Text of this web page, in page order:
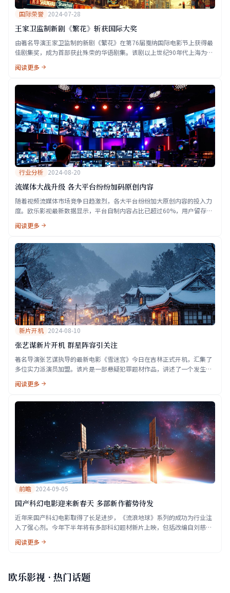
国际荣誉 2024-07-28
王家卫监制新剧《繁花》斩获国际大奖
由著名导演王家卫监制的新剧《繁花》在第76届戛纳国际电影节上获得最
佳剧集奖，成为首部获此殊荣的华语剧集。该剧以上世纪90年代上海为背
阅读更多
行业分析 2024-08-20
流媒体大战升级 各大平台纷纷加码原创内容
随着视频流媒体市场竞争日趋激烈，各大平台纷纷加大原创内容的投入力
度。欧乐影视最新数据显示，平台自制内容占比已超过60%，用户留存率
阅读更多
新片开机 2024-08-10
张艺谋新片开机 群星阵容引关注
著名导演张艺谋执导的最新电影《雪迷宫》今日在吉林正式开机，汇集了
多位实力派演员加盟。该片是一部悬疑犯罪题材作品，讲述了一个发生在
阅读更多
前瞻 2024-09-05
国产科幻电影迎来新春天 多部新作蓄势待发
近年来国产科幻电影取得了长足进步，《流浪地球》系列的成功为行业注
入了强心剂。今年下半年将有多部科幻题材新片上映，包括改编自刘慈欣
阅读更多
欧乐影视 · 热门话题